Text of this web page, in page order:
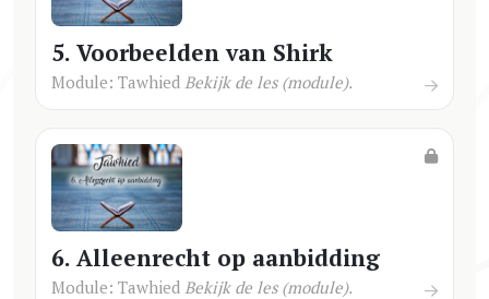
5. Voorbeelden van Shirk
Module: Tawhied Bekijk de les (module).
6. Alleenrecht op aanbidding
Module: Tawhied Bekijk de les (module).